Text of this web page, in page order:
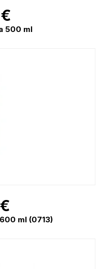
€
500 ml
€
ml (0713)